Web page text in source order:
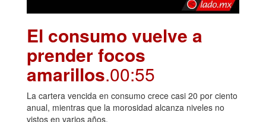
El consumo vuelve a
prender focos
amarillos.00:55
La cartera vencida en consumo crece casi 20 por ciento
anual, mientras que la morosidad alcanza niveles no
vistos en varios años.